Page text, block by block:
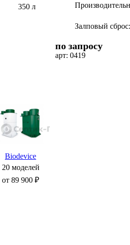
350 л
Залповый сброс:
по запросу
арт: 0419
Biodevice
20 моделей
от 89 900 ₽